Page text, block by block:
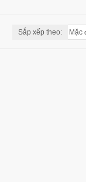
Sắp xếp theo: